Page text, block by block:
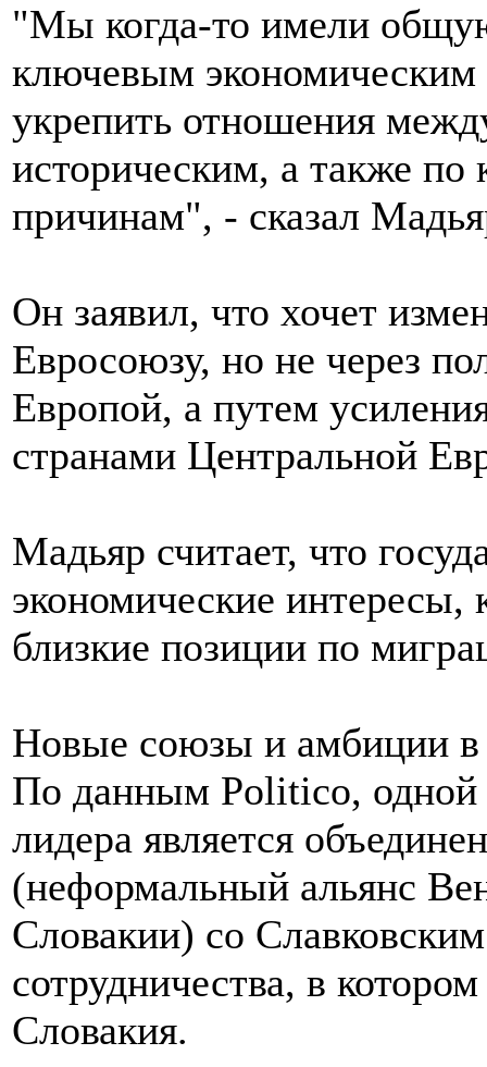
"Мы когда-то имели
ключевым
укрепить отношения
историческим, а также
причинам", - сказал
Он заявил, что хочет
Евросоюзу, но не через
Европой, а путем
странами Центральной
Мадьяр считает, что
экономические интересы,
близкие позиции по
Новые союзы и амбиции
По данным Politico, одной
лидера является
(неформальный альянс
Словакии) со
сотрудничества, в
Словакия.